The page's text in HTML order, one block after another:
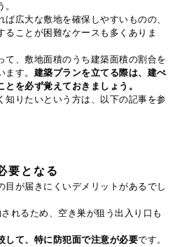
。
ば広大な敷地を確保しやすいものの、
ることが困難なケースも多くありま
て、敷地面積のうち建築面積の割合を
す。 建築プランを立てる際は、建ぺ
を必ず覚えておきましょう。
知りたいという方は、以下の記事を参
要となる
目が届きにくいデメリットがあるでし
れるため、空き巣が狙う出入り口も
して、特に防犯面で注意が必要です。